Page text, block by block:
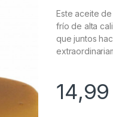
Este aceite
frío de alta
que juntos
14,99